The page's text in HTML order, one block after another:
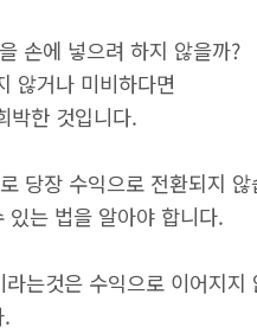
손에 넣으려 하지 않을까?
않거나 미비하다면
박한 것입니다.
장 수익으로 전환되지 않
있는 법을 알아야 합니다.
는것은 수익으로 이어지지